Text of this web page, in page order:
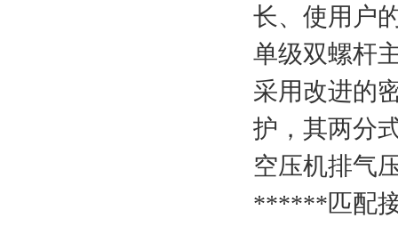
长、使用户
单级双螺杆
采用改进的
护，其两分
空压机排气
******匹配